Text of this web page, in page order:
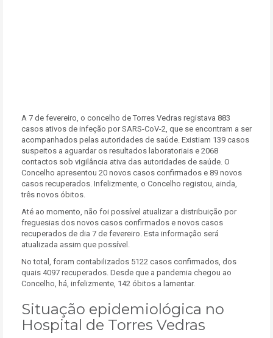
A 7 de fevereiro, o concelho de Torres Vedras registava 883
casos ativos de infeção por SARS-CoV-2, que se encontram a ser
acompanhados pelas autoridades de saúde. Existiam 139 casos
suspeitos a aguardar os resultados laboratoriais e 2068
contactos sob vigilância ativa das autoridades de saúde. O
Concelho apresentou 20 novos casos confirmados e 89 novos
casos recuperados. Infelizmente, o Concelho registou, ainda,
três novos óbitos.
Até ao momento, não foi possível atualizar a distribuição por
freguesias dos novos casos confirmados e novos casos
recuperados de dia 7 de fevereiro. Esta informação será
atualizada assim que possível.
No total, foram contabilizados 5122 casos confirmados, dos
quais 4097 recuperados. Desde que a pandemia chegou ao
Concelho, há, infelizmente, 142 óbitos a lamentar.
Situação epidemiológica no
Hospital de Torres Vedras